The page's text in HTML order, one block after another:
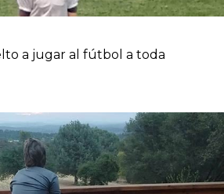
a jugar al fútbol a toda